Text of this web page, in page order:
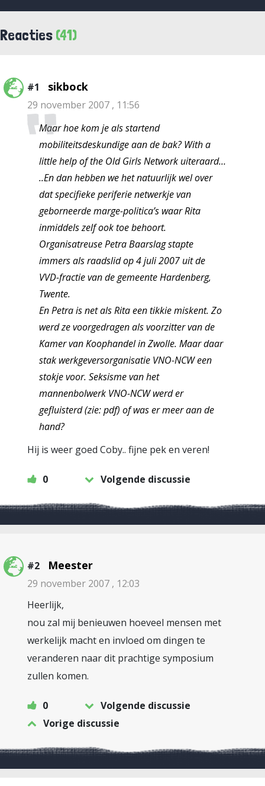
Reacties (41)
#1 sikbock
29 november 2007 , 11:56
Maar hoe kom je als startend
mobiliteitsdeskundige aan de bak? With a
little help of the Old Girls Network uiteraard…
..En dan hebben we het natuurlijk wel over
dat specifieke periferie netwerkje van
geborneerde marge-politica’s waar Rita
inmiddels zelf ook toe behoort.
Organisatreuse Petra Baarslag stapte
immers als raadslid op 4 juli 2007 uit de
VVD-fractie van de gemeente Hardenberg,
Twente.
En Petra is net als Rita een tikkie miskent. Zo
werd ze voorgedragen als voorzitter van de
Kamer van Koophandel in Zwolle. Maar daar
stak werkgeversorganisatie VNO-NCW een
stokje voor. Seksisme van het
mannenbolwerk VNO-NCW werd er
gefluisterd (zie: pdf) of was er meer aan de
hand?
Hij is weer goed Coby.. fijne pek en veren!
0 Volgende discussie
#2 Meester
29 november 2007 , 12:03
Heerlijk,
nou zal mij benieuwen hoeveel mensen met
werkelijk macht en invloed om dingen te
veranderen naar dit prachtige symposium
zullen komen.
0
Volgende discussie
Vorige discussie